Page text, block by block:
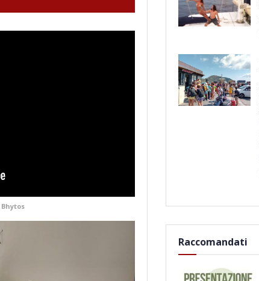
Raccomandati